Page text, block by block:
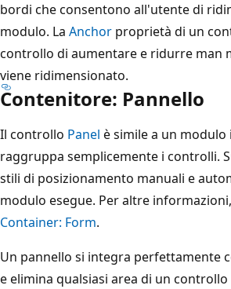
bordi che consentono all'utente di
modulo. La Anchor proprietà di un
controllo di aumentare e ridurre man
viene ridimensionato.
Contenitore: Pannello
Il controllo Panel è simile a un modulo
raggruppa semplicemente i controlli.
stili di posizionamento manuali e
modulo esegue. Per altre
Container: Form.
Un pannello si integra perfettamente
e elimina qualsiasi area di un